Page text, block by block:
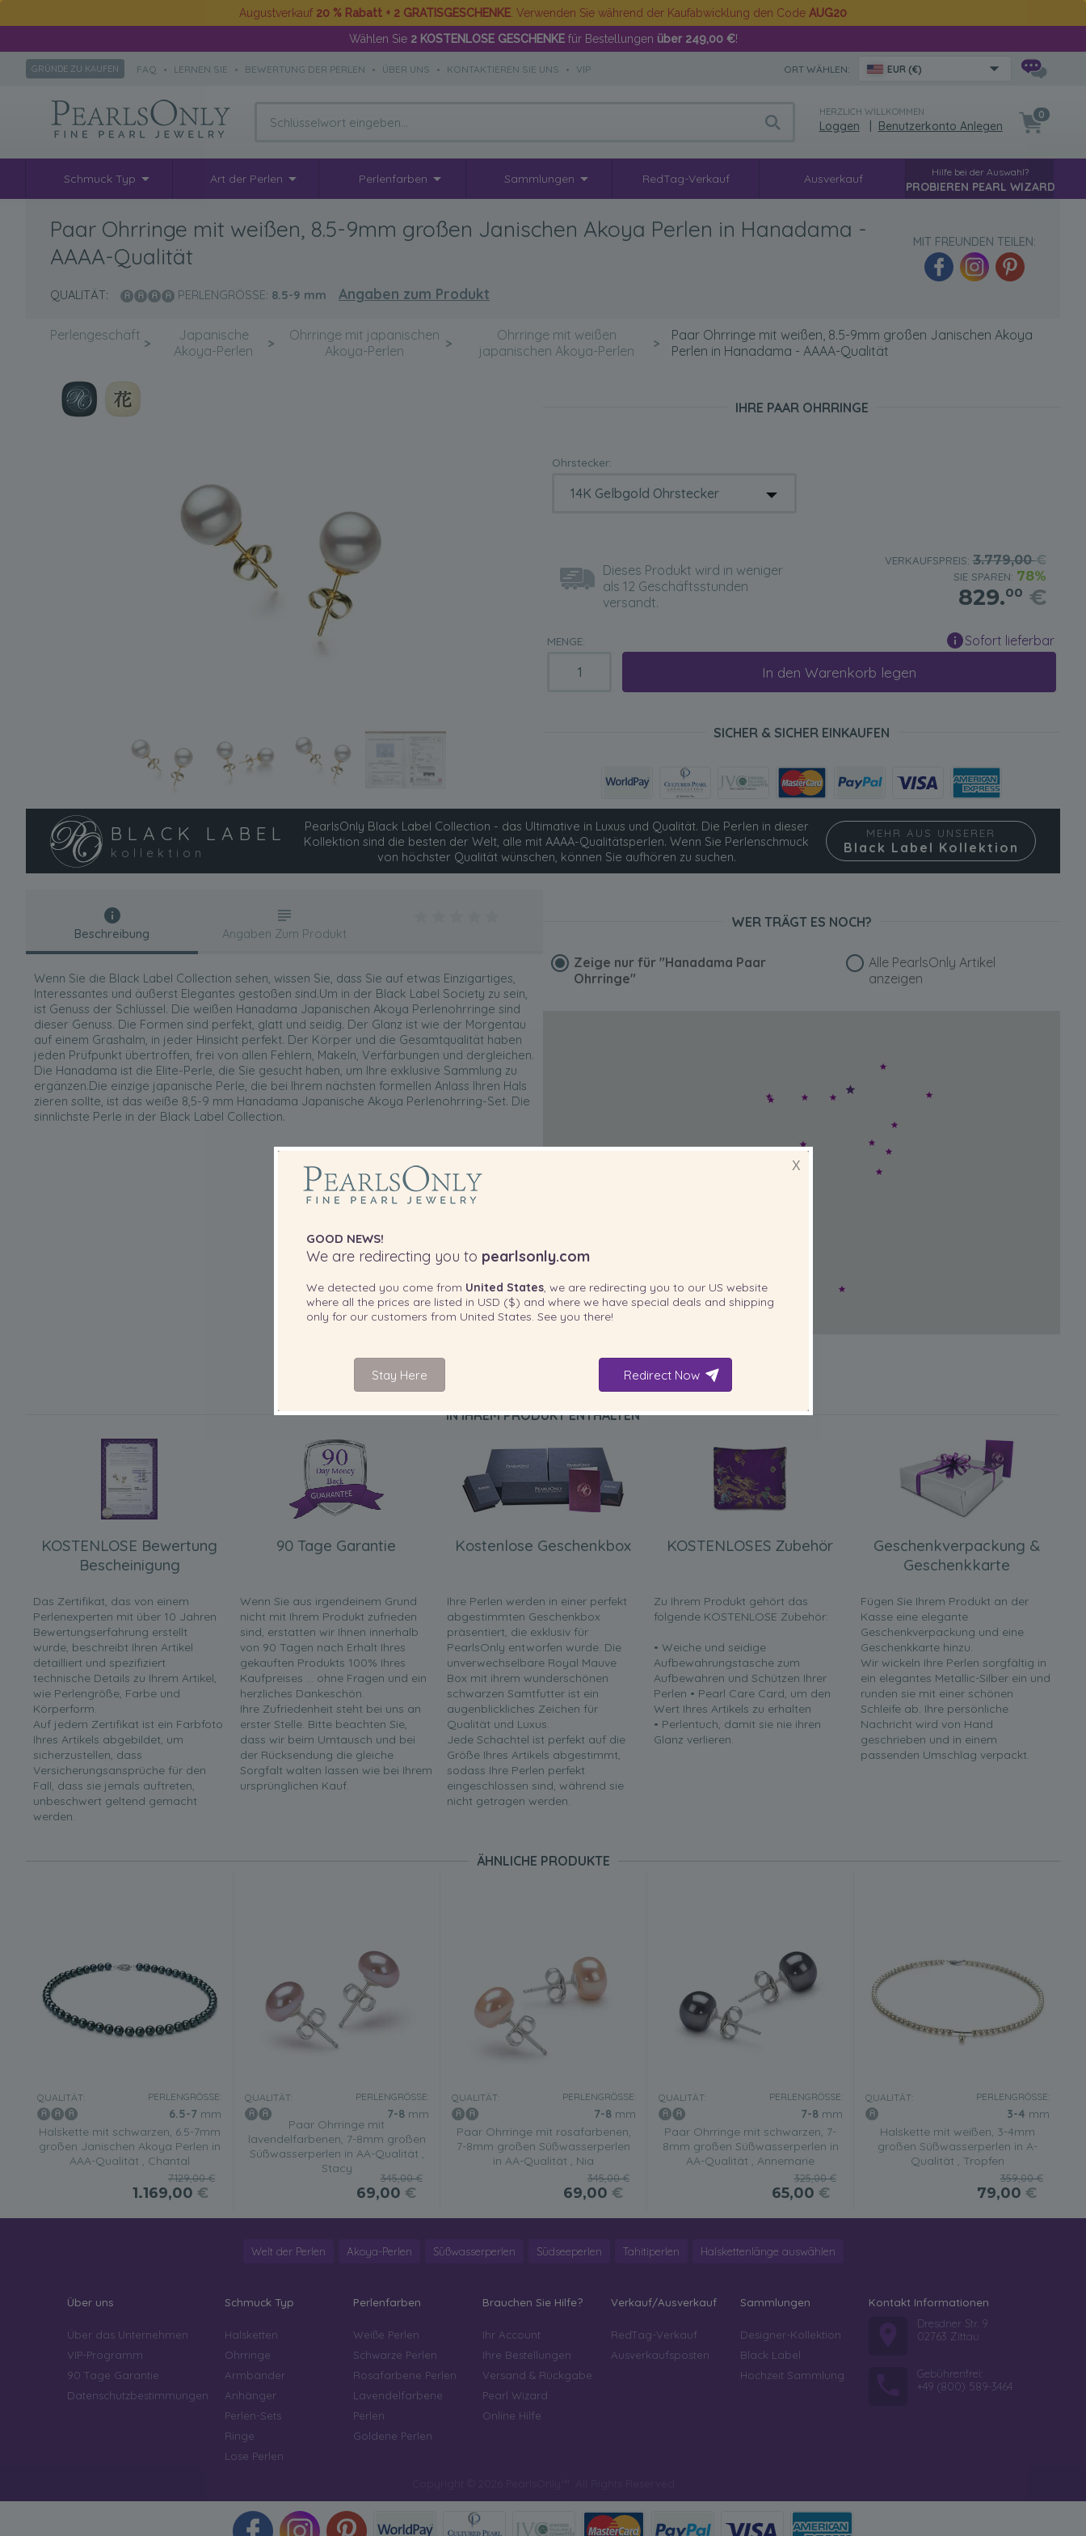
Augustverkauf 20 % Rabatt + 2 GRATISGESCHENKE . Verwenden Sie während der Kaufabwicklung den Code AUG20
Wählen Sie 2 KOSTENLOSE GESCHENKEfür Bestellungen über 249,00 €!
GRÜNDE ZU KAUFEN FAQ • LERNEN SIE • BEWERTUNG DER PERLEN • ÜBER UNS • KONTAKTIEREN SIE UNS • VIP ORT WÄHLEN: EUR (€)
HERZLICH WILLKOMMEN
Loggen Benutzerkonto Anlegen
0
Schmuck Typ Art der Perlen Perlenfarben Sammlungen RedTag-Verkauf Ausverkauf Hilfe bei der Auswahl?
PROBIEREN PEARL WIZARD
Paar Ohrringe mit weißen, 8.5-9mm großen Janischen Akoya Perlen in Hanadama -
AAAA-Qualität
QUALITÄT: PERLENGRÖSSE: 8.5-9 mm Angaben zum Produkt
MIT FREUNDEN TEILEN:
Perlengeschäft >
Japanische
Akoya-Perlen
>
Ohrringe mit japanischen
Akoya-Perlen
>
Ohrringe mit weißen
japanischen Akoya-Perlen
>
Paar Ohrringe mit weißen, 8.5-9mm großen Janischen Akoya
Perlen in Hanadama - AAAA-Qualität
IHRE PAAR OHRRINGE
Ohrstecker:
Dieses Produkt wird in weniger
als 12 Geschäftsstunden
versandt.
VERKAUFSPREIS:3.779,00€
SIE SPAREN: 78%
829.00 €
MENGE: Sofort lieferbar
In den Warenkorb legen
SICHER & SICHER EINKAUFEN
BLACK LABEL
kollektion
PearlsOnly Black Label Collection - das Ultimative in Luxus und Qualität. Die Perlen in dieser
Kollektion sind die besten der Welt, alle mit AAAA-Qualitätsperlen. Wenn Sie Perlenschmuck
von höchster Qualität wünschen, können Sie aufhören zu suchen.
MEHR AUS UNSERER
Black Label Kollektion
Beschreibung
Wenn Sie die Black Label Collection sehen, wissen Sie, dass Sie auf etwas Einzigartiges,
Interessantes und äußerst Elegantes gestoßen sind.Um in der Black Label Society zu sein,
ist Genuss der Schlüssel. Die weißen Hanadama Japanischen Akoya Perlenohrringe sind
dieser Genuss. Die Formen sind perfekt, glatt und seidig. Der Glanz ist wie der Morgentau
auf einem Grashalm, in jeder Hinsicht perfekt. Der Körper und die Gesamtqualität haben
jeden Prüfpunkt übertroffen, frei von allen Fehlern, Makeln, Verfärbungen und dergleichen.
Die Hanadama ist die Elite-Perle, die Sie gesucht haben, um Ihre exklusive Sammlung zu
ergänzen.Die einzige japanische Perle, die bei Ihrem nächsten formellen Anlass Ihren Hals
zieren sollte, ist das weiße 8,5-9 mm Hanadama Japanische Akoya Perlenohrring-Set. Die
sinnlichste Perle in der Black Label Collection.
Angaben Zum Produkt
WER TRÄGT ES NOCH?
Zeige nur für "Hanadama Paar
Ohrringe"
Alle PearlsOnly Artikel
anzeigen
IN IHREM PRODUKT ENTHALTEN
KOSTENLOSE Bewertung
Bescheinigung
Das Zertifikat, das von einem
Perlenexperten mit über 10 Jahren
Bewertungserfahrung erstellt
wurde, beschreibt Ihren Artikel
detailliert und spezifiziert
technische Details zu Ihrem Artikel,
wie Perlengröße, Farbe und
Körperform.
Auf jedem Zertifikat ist ein Farbfoto
Ihres Artikels abgebildet, um
sicherzustellen, dass
Versicherungsansprüche für den
Fall, dass sie jemals auftreten,
unbeschwert geltend gemacht
werden.
90 Tage Garantie
Wenn Sie aus irgendeinem Grund
nicht mit Ihrem Produkt zufrieden
sind, erstatten wir Ihnen innerhalb
von 90 Tagen nach Erhalt Ihres
gekauften Produkts 100% Ihres
Kaufpreises ... ohne Fragen und ein
herzliches Dankeschön.
Ihre Zufriedenheit steht bei uns an
erster Stelle. Bitte beachten Sie,
dass wir beim Umtausch und bei
der Rücksendung die gleiche
Sorgfalt walten lassen wie bei Ihrem
ursprünglichen Kauf.
Kostenlose Geschenkbox
Ihre Perlen werden in einer perfekt
abgestimmten Geschenkbox
präsentiert, die exklusiv für
PearlsOnly entworfen wurde. Die
unverwechselbare Royal Mauve
Box mit ihrem wunderschönen
schwarzen Samtfutter ist ein
augenblickliches Zeichen für
Qualität und Luxus.
Jede Schachtel ist perfekt auf die
Größe Ihres Artikels abgestimmt,
sodass Ihre Perlen perfekt
eingeschlossen sind, während sie
nicht getragen werden.
KOSTENLOSES Zubehör
Zu Ihrem Produkt gehört das
folgende KOSTENLOSE Zubehör:
• Weiche und seidige
Aufbewahrungstasche zum
Aufbewahren und Schützen Ihrer
Perlen • Pearl Care Card, um den
Wert Ihres Artikels zu erhalten
• Perlentuch, damit sie nie ihren
Glanz verlieren.
Geschenkverpackung &
Geschenkkarte
Fügen Sie Ihrem Produkt an der
Kasse eine elegante
Geschenkverpackung und eine
Geschenkkarte hinzu.
Wir wickeln Ihre Perlen sorgfältig in
ein elegantes Metallic-Silber ein und
runden sie mit einer schönen
Schleife ab. Ihre persönliche
Nachricht wird von Hand
geschrieben und in einem
passenden Umschlag verpackt.
ÄHNLICHE PRODUKTE
QUALITÄT: PERLENGRÖSSE:
6.5-7 mm
Halskette mit schwarzen, 6.5-7mm
großen Janischen Akoya Perlen in
AAA-Qualität , Chantal
7.129,00 €
1.169,00 €
QUALITÄT: PERLENGRÖSSE:
7-8mm
Paar Ohrringe mit
lavendelfarbenen, 7-8mm großen
Süßwasserperlen in AA-Qualität ,
Stacy
345,00 €
69,00 €
QUALITÄT: PERLENGRÖSSE:
7-8mm
Paar Ohrringe mit rosafarbenen,
7-8mm großen Süßwasserperlen
in AA-Qualität , Nia
345,00 €
69,00 €
QUALITÄT: PERLENGRÖSSE:
7-8mm
Paar Ohrringe mit schwarzen, 7-
8mm großen Süßwasserperlen in
AA-Qualität , Annemarie
325,00 €
65,00 €
QUALITÄT: PERLENGRÖSSE:
3-4 mm
Halskette mit weißen, 3-4mm
großen Süßwasserperlen in A-
Qualität , Tropfen
359,00 €
79,00 €
Welt der Perlen Akoya-Perlen Süßwasserperlen Südseeperlen Tahitiperlen Halskettenlänge auswählen
Über uns
Über das Unternehmen
VIP-Programm
90 Tage Garantie
Datenschutzbestimmungen
Schmuck Typ
Halsketten
Ohrringe
Armbänder
Anhänger
Perlen-Sets
Ringe
Lose Perlen
Perlenfarben
Weiße Perlen
Schwarze Perlen
Rosafarbene Perlen
Lavendelfarbene
Perlen
Goldene Perlen
Brauchen Sie Hilfe?
Ihr Account
Ihre Bestellungen
Versand & Rückgabe
Pearl Wizard
Online Hilfe
Verkauf/Ausverkauf
RedTag-Verkauf
Ausverkaufsposten
Sammlungen
Designer-Kollektion
Black Label
Hochzeit Sammlung
Kontakt Informationen
Dresdner Str. 9
02763 Zittau
Gebührenfrei:
+49 (800) 589-3464
X
GOOD NEWS!
We are redirecting you to pearlsonly.com
We detected you come from United States, we are redirecting you to our US website
where all the prices are listed in USD ($) and where we have special deals and shipping
only for our customers from United States . See you there!
Stay Here Redirect Now